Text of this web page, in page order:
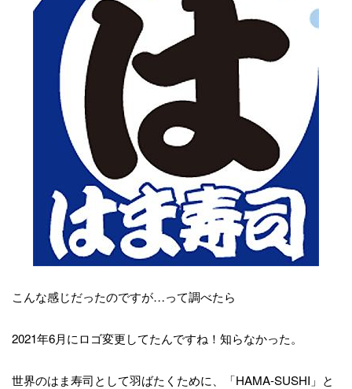
こんな感じだったのですが…って調べたら
2021年6月にロゴ変更してたんですね！知らなかった。
世界のはま寿司として羽ばたくために、「HAMA-SUSHI」と